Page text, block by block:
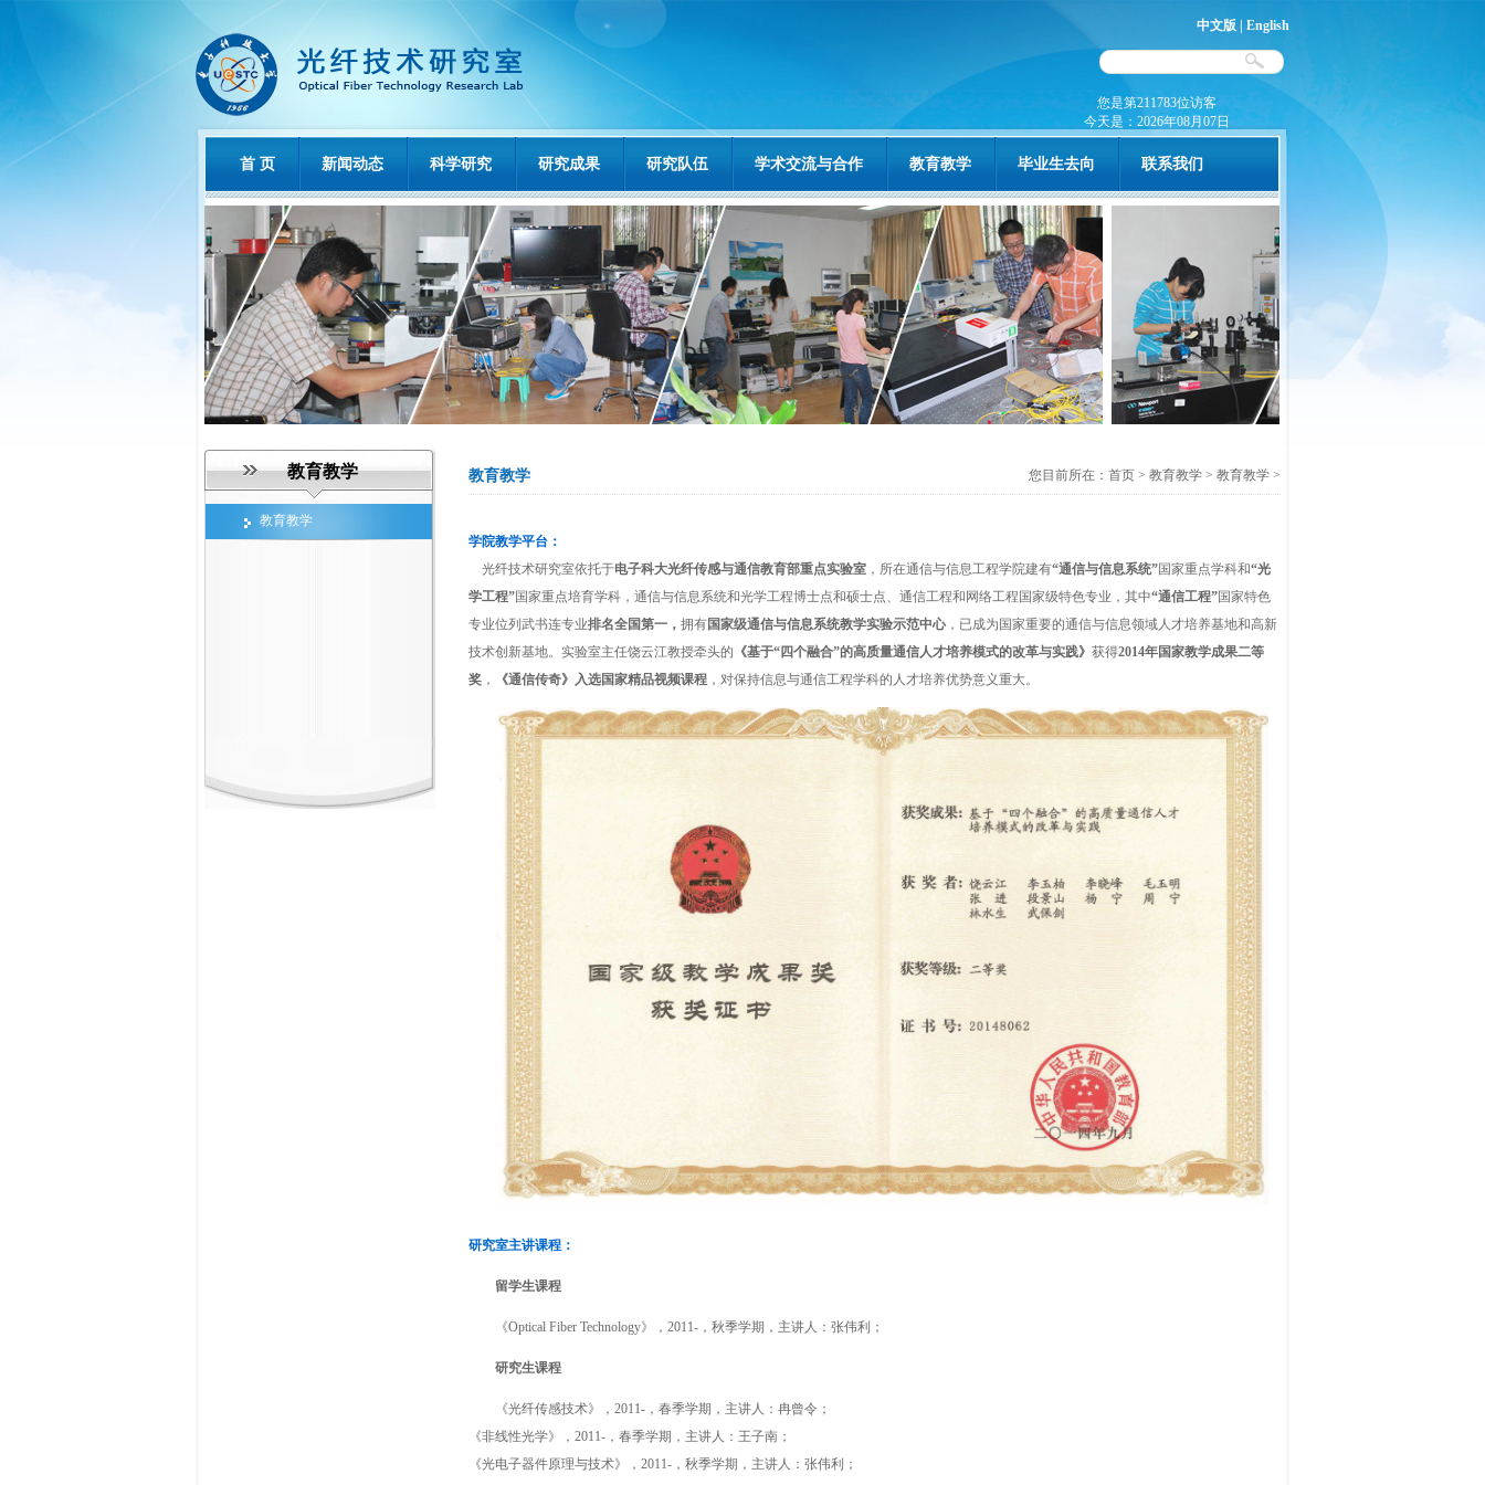
中文版 English
您是第211783位访客
今天是： 2026年08月07日
首 页 新闻动态 科学研究 研究成果 研究队伍 学术交流与合作 教育教学 毕业生去向 联系我们
教育教学
教育教学
教育教学 您目前所在： 首页 > 教育教学 > 教育教学 >
学院教学平台：
光纤技术研究室依托于电子科大光纤传感与通信教育部重点实验室 ，所在通信与信息工程学院建有“通信与信息系统”国家重点学科和“光
学工程”国家重点培育学科，通信与信息系统和光学工程博士点和硕士点、通信工程和网络工程国家级特色专业，其中“通信工程”国家特色
专业位列武书连专业排名全国第一， 拥有国家级通信与信息系统教学实验示范中心 ，已成为国家重要的通信与信息领域人才培养基地和高新
技术创新基地。实验室主任饶云江教授牵头的 《基于“四个融合”的高质量通信人才培养模式的改革与实践》 获得2014年国家教学成果二等
奖 ， 《通信传奇》入选国家精品视频课程 ，对保持信息与通信工程学科的人才培养优势意义重大。
研究室主讲课程：
留学生课程
《Optical Fiber Technology》，2011-，秋季学期，主讲人：张伟利；
研究生课程
《光纤传感技术》，2011-，春季学期，主讲人：冉曾令；
《非线性光学》，2011-，春季学期，主讲人：王子南；
《光电子器件原理与技术》，2011-，秋季学期，主讲人：张伟利；